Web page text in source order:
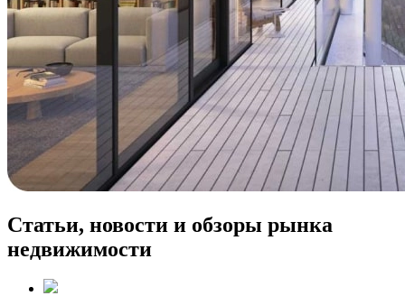
Статьи, новости и обзоры рынка
недвижимости